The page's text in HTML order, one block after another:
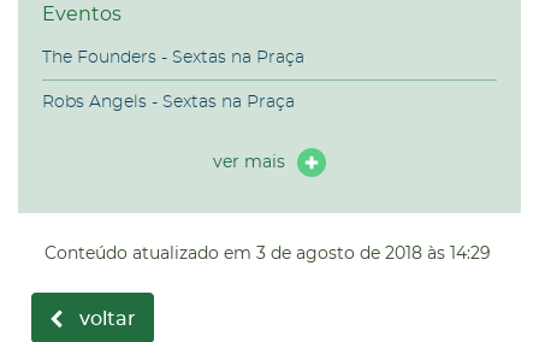
Eventos
The Founders - Sextas na Praça
Robs Angels - Sextas na Praça
ver mais
Conteúdo atualizado em 3 de agosto de 2018 às 14:29
voltar